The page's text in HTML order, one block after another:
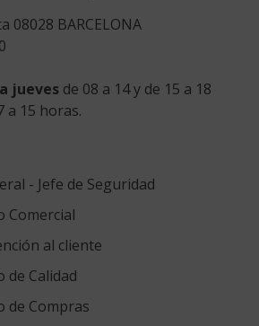
08028 BARCELONA
jueves de 08 a 14 y de 15 a 18
a 15 horas.
- Jefe de Seguridad
Comercial
al cliente
de Calidad
de Compras